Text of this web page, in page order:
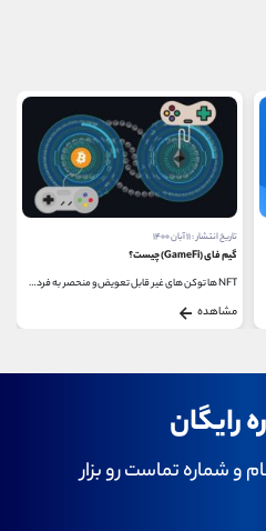
تاریخ انتشار : ۱۱ آبان ۱۴۰۰
گیم فای (GameFi) چیست؟
NFT ها توکن های غیر قابل تعویض و منحصر به فردی هستند...
مشاهده
رایگان
و شماره تماست رو بزار